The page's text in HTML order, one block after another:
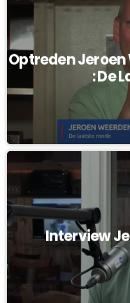
Optreden Jeroen
: De
Interview